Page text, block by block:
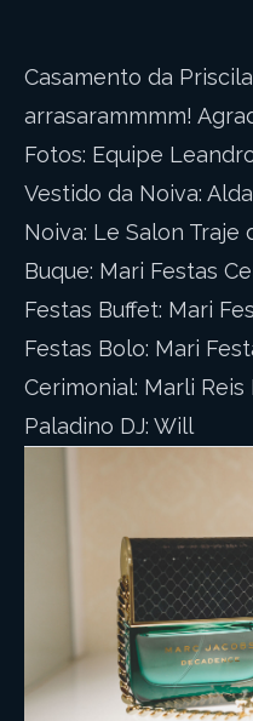
Casamento da
arrasarammmm!
Fotos: Equipe
Vestido da Noiva:
Noiva: Le Salon Traje
Buque: Mari Festas
Festas Buffet: Mari
Festas Bolo: Mari
Cerimonial: Marli Reis
Paladino DJ: Will